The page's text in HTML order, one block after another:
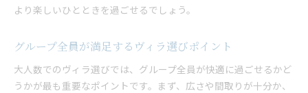
より楽しいひとときを過ごせるでしょう。
グループ全員が満足するヴィラ選びポイント
大人数でのヴィラ選びでは、グループ全員が快適に過ごせるかど
うかが最も重要なポイントです。まず、広さや間取りが十分か、